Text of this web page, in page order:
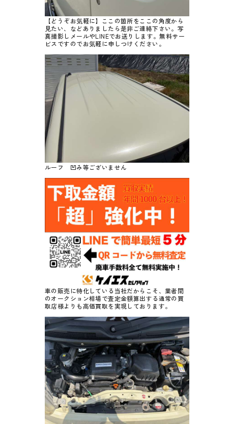
【どうぞお気軽に】ここの箇所をここの角度から
見たい、などありましたら是非ご連絡下さい。写
真撮影しメールやLINEでお送りします。無料サー
ビスですのでお気軽に申しつけください。
ルーフ 凹み等ございません
車の販売に特化している当社だからこそ、業者間
のオークション相場で査定金額算出する通常の買
取店様よりも高価買取を実現しております。